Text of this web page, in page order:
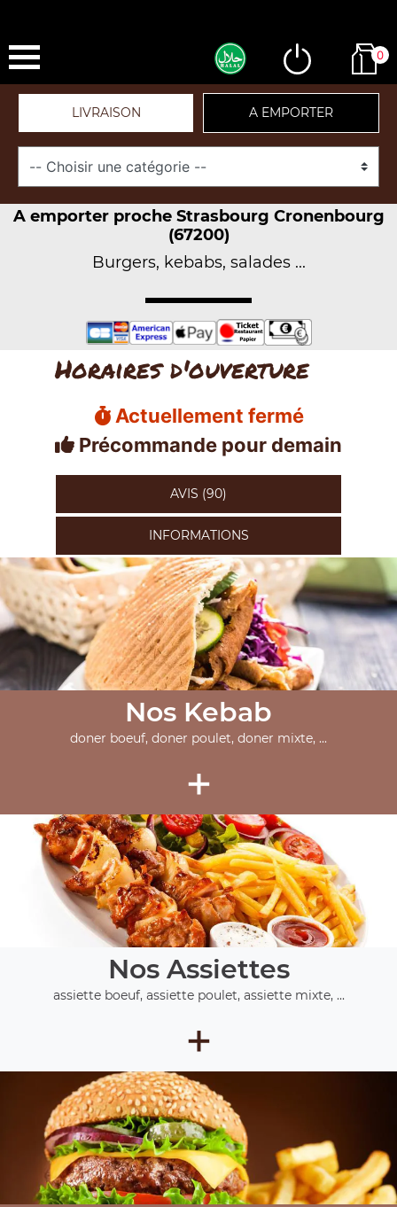
0
LIVRAISON A EMPORTER
A emporter proche Strasbourg Cronenbourg
(67200)
Burgers, kebabs, salades ...
Horaires d'ouverture
Actuellement fermé
Précommande pour demain
AVIS (90)
INFORMATIONS
Nos Kebab
doner boeuf, doner poulet, doner mixte, ...
+
Nos Assiettes
assiette boeuf, assiette poulet, assiette mixte, ...
+